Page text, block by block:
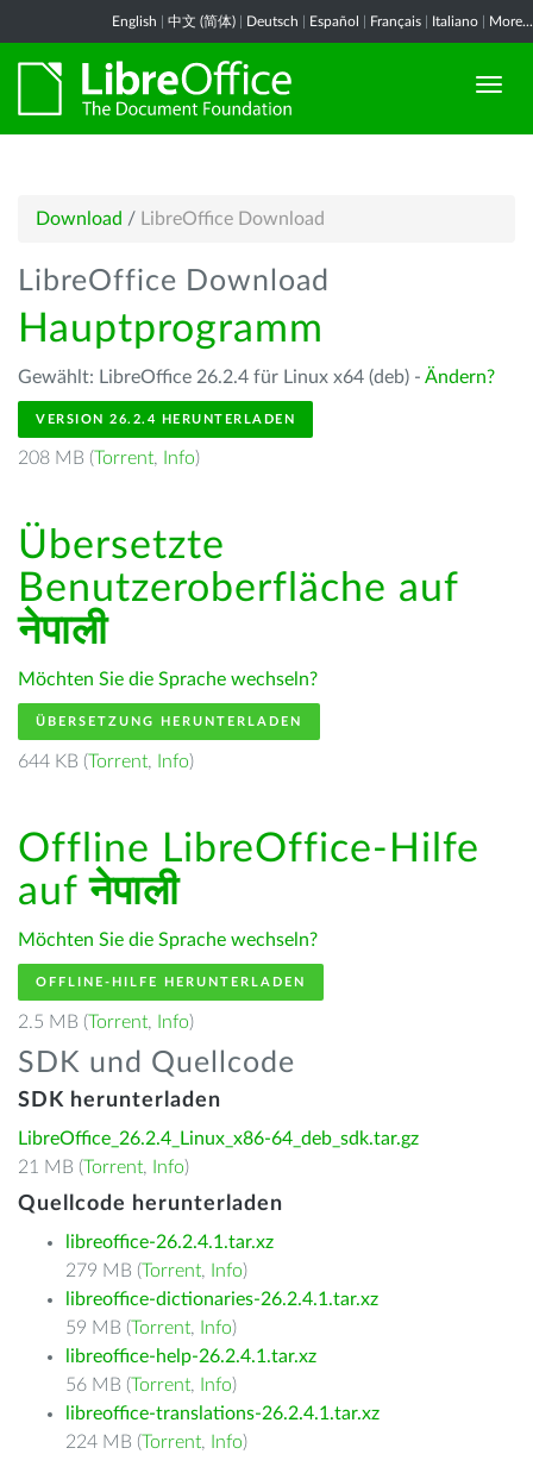
English 中文 (简体) Deutsch Español Français Italiano More...
Download / LibreOffice Download
LibreOffice Download
Hauptprogramm
Gewählt: LibreOffice 26.2.4 für Linux x64 (deb) - Ändern?
VERSION 26.2.4 HERUNTERLADEN
208 MB (Torrent, Info)
Übersetzte
Benutzeroberfläche auf
नेपाली
Möchten Sie die Sprache wechseln?
ÜBERSETZUNG HERUNTERLADEN
644 KB (Torrent, Info)
Offline LibreOffice-Hilfe
aufनेपाली
Möchten Sie die Sprache wechseln?
OFFLINE-HILFE HERUNTERLADEN
2.5 MB (Torrent, Info)
SDK und Quellcode
SDK herunterladen
LibreOffice_26.2.4_Linux_x86-64_deb_sdk.tar.gz
21 MB (Torrent, Info)
Quellcode herunterladen
libreoffice-26.2.4.1.tar.xz
279 MB (Torrent, Info)
libreoffice-dictionaries-26.2.4.1.tar.xz
59 MB (Torrent, Info)
libreoffice-help-26.2.4.1.tar.xz
56 MB (Torrent, Info)
libreoffice-translations-26.2.4.1.tar.xz
224 MB (Torrent, Info)